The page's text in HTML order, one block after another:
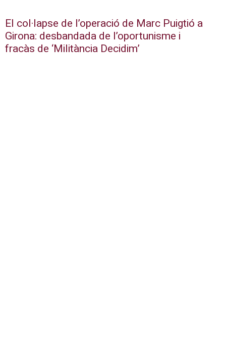
El col·lapse de l’operació de Marc Puigtió a
Girona: desbandada de l’oportunisme i
fracàs de ‘Militància Decidim’